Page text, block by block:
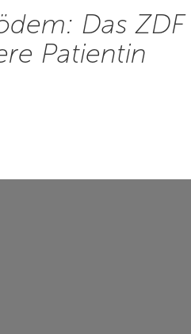
Das ZDF
Patientin